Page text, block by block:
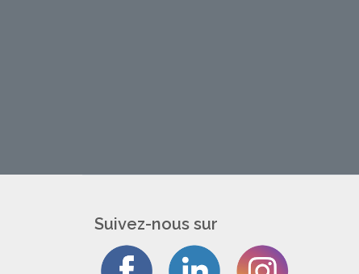
Suivez-nous sur